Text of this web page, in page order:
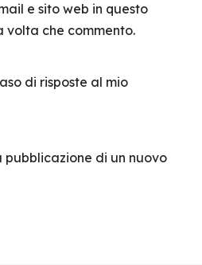
e sito web in questo
volta che commento.
di risposte al mio
di un nuovo